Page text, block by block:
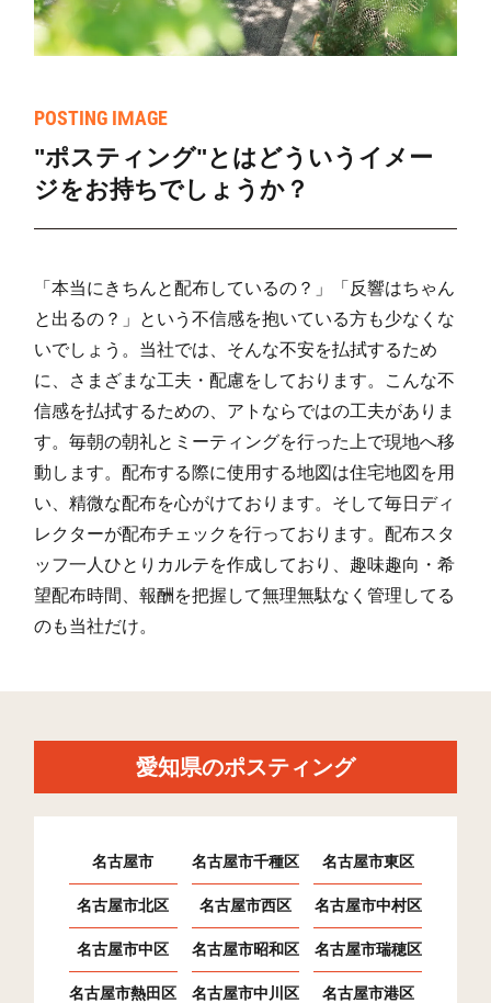
POSTING IMAGE
"ポスティング"とはどういうイメー
ジをお持ちでしょうか？
「本当にきちんと配布しているの？」「反響はちゃん
と出るの？」という不信感を抱いている方も少なくな
いでしょう。当社では、そんな不安を払拭するため
に、さまざまな工夫・配慮をしております。こんな不
信感を払拭するための、アトならではの工夫がありま
す。毎朝の朝礼とミーティングを行った上で現地へ移
動します。配布する際に使用する地図は住宅地図を用
い、精微な配布を心がけております。そして毎日ディ
レクターが配布チェックを行っております。配布スタ
ッフ一人ひとりカルテを作成しており、趣味趣向・希
望配布時間、報酬を把握して無理無駄なく管理してる
のも当社だけ。
愛知県のポスティング
名古屋市 名古屋市千種区 名古屋市東区
名古屋市北区 名古屋市西区 名古屋市中村区
名古屋市中区 名古屋市昭和区 名古屋市瑞穂区
名古屋市熱田区 名古屋市中川区 名古屋市港区